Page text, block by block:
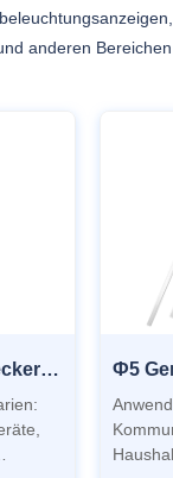
anderen
Ф3 Gerader Stecker LAMPE LED